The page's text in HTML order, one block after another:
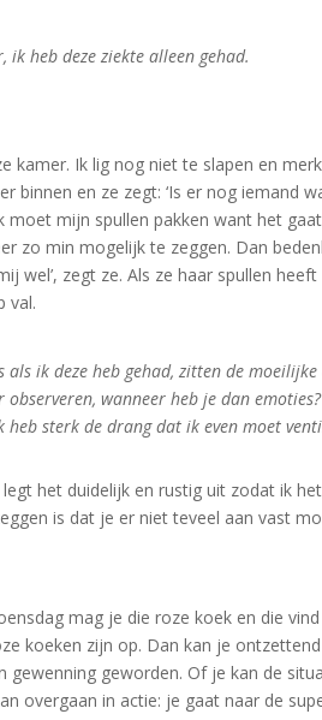
heb deze ziekte alleen gehad.
kamer. Ik lig nog niet te slapen en
en ze zegt: ‘Is er nog iemand
moet mijn spullen pakken want het
zo min mogelijk te zeggen. Dan
wel’, zegt ze. Als ze haar spullen
val.
ik deze heb gehad, zitten de moeilijke
wanneer heb je dan
sterk de drang dat ik even moet
het duidelijk en rustig uit zodat ik
is dat je er niet teveel aan vast
mag je die roze koek en die
koeken zijn op. Dan kan je
gewenning geworden. Of je kan de
overgaan in actie: je gaat naar de